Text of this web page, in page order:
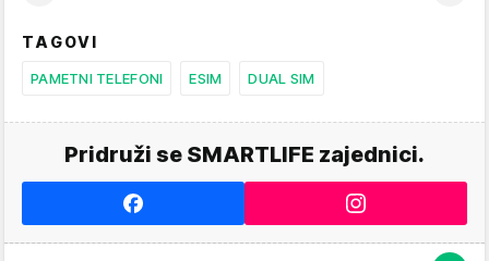
TAGOVI
PAMETNI TELEFONI ESIM DUAL SIM
Pridruži se SMARTLIFE zajednici.